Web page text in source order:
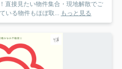
直接見たい物件集合・現地解散でご
いる物件もほぼ取... もっと見る